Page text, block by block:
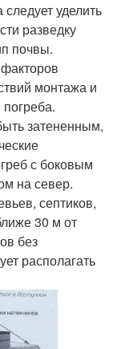
уделить
разведку
почвы.
монтажа и
затененным,
с боковым
на север.
септиков,
30 м от
без
располагать